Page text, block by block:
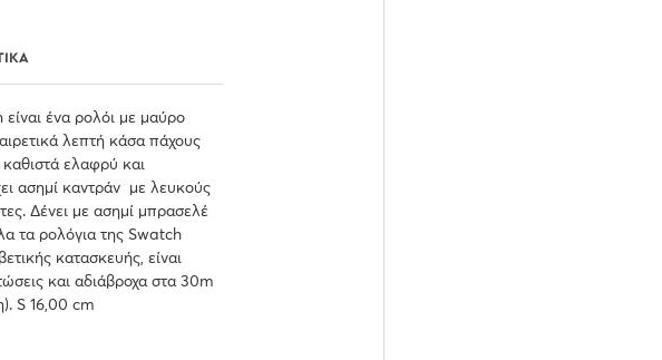
ένα ρολόι με μαύρο
λεπτή κάσα πάχους
ελαφρύ και
ασημί καντράν με λευκούς
Δένει με ασημί μπρασελέ
τα ρολόγια της Swatch
κατασκευής, είναι
και αδιάβροχα στα 30m
S 16,00 cm